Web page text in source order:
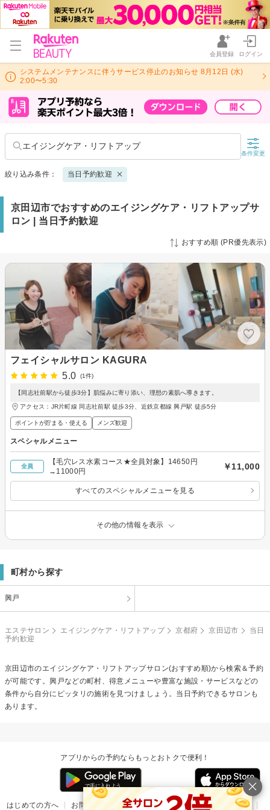
会員登録 ログイン
システムメンテナンスに伴うサービス停止のお知らせ 8月12日 (水)
2:00〜5:30
エイジングケア・リフトアップ
条件変更
絞り込み条件： 当日予約歓迎
京田辺市でおすすめのエイジングケア・リフトアップサ
ロン | 当日予約歓迎
おすすめ順 (PR優先表示)
フェイシャルサロン KAGURA
5.0
(1件)
【同志社前駅から徒歩3分】肌悩みに寄り添い、理想の素肌へ導きます。
アクセス：JR片町線 同志社前駅 徒歩3分、近鉄京都線 興戸駅 徒歩5分
ポイントが貯まる・使える メンズ歓迎
スペシャルメニュー
全員
【毛穴レス水素コース★全員対象】14650円
→11000円
￥11,000
すべてのスペシャルメニューを見る
その他の情報を表示
町村から探す
興戸
エステサロン エイジングケア・リフトアップ 京都府 京田辺市
当日
予約歓迎
京田辺市のエイジングケア・リフトアップサロン(おすすめ順)から検索＆予約
が可能です。興戸などの町村、得意メニューや豊富な施設・サービスなどの
条件から自分にピッタリの施術を見つけましょう。当日予約できるサロンも
あります。
アプリからの予約ならもっとおトクで便利！
はじめての方へ お問い合わせ ヘルプ リリース情報 利用規約